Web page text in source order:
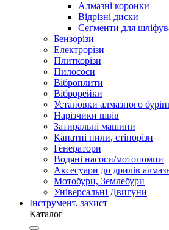
Алмазні коронки
Відрізні диски
Сегменти для
Бензорізи
Електрорізи
Плиткорізи
Пилососи
Віброплити
Віброрейки
Установки алмазного
Нарізчики швів
Затиральні машини
Канатні пили, стінорізи
Генератори
Водяні насоси/мотопомпи
Аксесуари до дрилів
Мотобури, Землебури
Універсальні Двигуни
Інструмент, захист
Каталог